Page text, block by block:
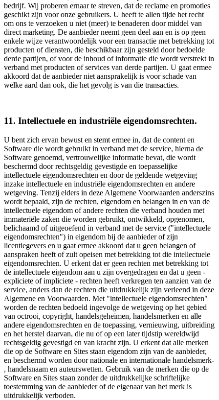
bedrijf. Wij proberen ernaar te streven, dat de reclame en promoties
geschikt zijn voor onze gebruikers. U heeft te allen tijde het recht
om ons te verzoeken u niet (meer) te benaderen door middel van
direct marketing. De aanbieder neemt geen deel aan en is op geen
enkele wijze verantwoordelijk voor een transactie met betrekking tot
producten of diensten, die beschikbaar zijn gesteld door bedoelde
derde partijen, of voor de inhoud of informatie die wordt verstrekt in
verband met producten of services van derde partijen. U gaat ermee
akkoord dat de aanbieder niet aansprakelijk is voor schade van
welke aard dan ook, die het gevolg is van die transacties.
11. Intellectuele en industriële eigendomsrechten.
U bent zich ervan bewust en stemt ermee in, dat de content en
Software die wordt gebruikt in verband met de service, hierna de
Software genoemd, vertrouwelijke informatie bevat, die wordt
beschermd door rechtsgeldig gevestigde en toepasselijke
intellectuele eigendomsrechten en door de geldende wetgeving
inzake intellectuele en industriële eigendomsrechten en andere
wetgeving. Tenzij elders in deze Algemene Voorwaarden anderszins
wordt bepaald, zijn de rechten, eigendom en belangen in en van de
intellectuele eigendom of andere rechten die verband houden met
immateriële zaken die worden gebruikt, ontwikkeld, opgenomen,
belichaamd of uitgeoefend in verband met de service ("intellectuele
eigendomsrechten") in eigendom bij de aanbieder of zijn
licentiegevers en u gaat ermee akkoord dat u geen belangen of
aanspraken heeft of zult opeisen met betrekking tot die intellectuele
eigendomsrechten. U erkent dat er geen rechten met betrekking tot
de intellectuele eigendom aan u zijn overgedragen en dat u geen -
expliciete of impliciete - rechten heeft verkregen ten aanzien van de
service, anders dan de rechten die uitdrukkelijk zijn verleend in deze
Algemene en Voorwaarden. Met "intellectuele eigendomsrechten"
worden de rechten bedoeld ingevolge de wetgeving op het gebied
van octrooi, copyright, handelsgeheimen, handelsmerken en alle
andere eigendomsrechten en de toepassing, vernieuwing, uitbreiding
en het herstel daarvan, die nu of op een later tijdstip wereldwijd
rechtsgeldig gevestigd en van kracht zijn. U erkent dat alle merken
die op de Software en Sites staan eigendom zijn van de aanbieder,
en beschermd worden door nationale en internationale handelsmerk-
, handelsnaam en auteurswetten. Gebruik van de merken die op de
Software en Sites staan zonder de uitdrukkelijke schriftelijke
toestemming van de aanbieder of de eigenaar van het merk is
uitdrukkelijk verboden.